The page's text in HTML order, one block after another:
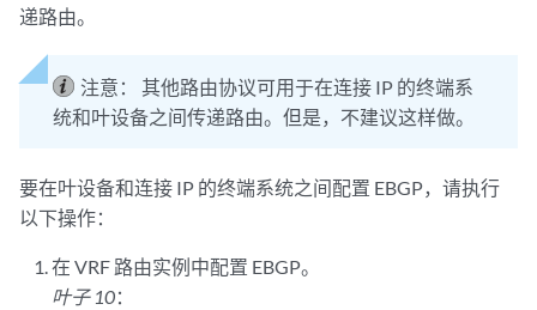
递路由。
注意：
其他路由协议可用于在连接 IP 的终端系
统和叶设备之间传递路由。但是，不建议这样做。
要在叶设备和连接 IP 的终端系统之间配置 EBGP，请执行
以下操作：
在 VRF 路由实例中配置 EBGP。
叶子 10：